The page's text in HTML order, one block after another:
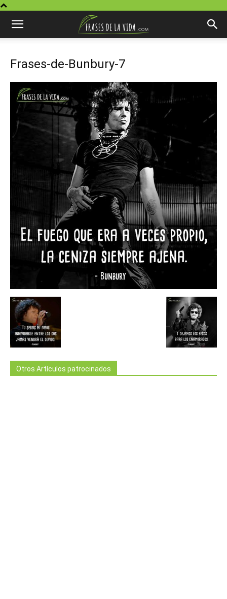
Frases-de-Bunbury-7
Otros Artículos patrocinados